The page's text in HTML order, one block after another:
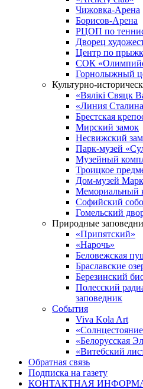
Чижовка-Арена
Борисов-Арена
РЦОП по
Дворец
Центр по
СОК
Горнолыжный
Культурно-
«Вялікі Свяцк
«Линия
Брестская
Мирский замок
Несвижский
Парк-музей
Музейный
Троицкое
Дом-музей
Мемориальный
Софийский
Гомельский
Природные
«Припятский»
«Нарочь»
Беловежская
Браславские
Березинский
Полесский
заповедник
События
Viva Kola Art
«Белорусская
«Витебский
Обратная связь
Подписка на газету
КОНТАКТНАЯ